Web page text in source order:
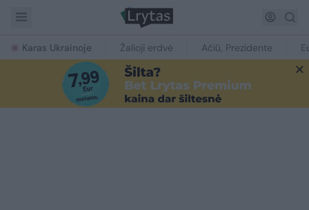
Karas Ukrainoje Žalioji erdvė Ačiū, Prezidente